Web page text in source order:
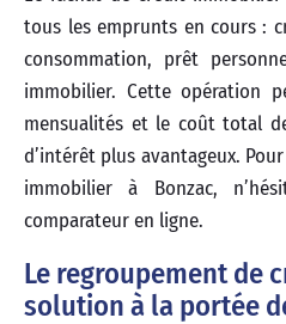
tous les emprunts en cours :
consommation, prêt
immobilier. Cette opération
mensualités et le coût total
d’intérêt plus avantageux.
immobilier à Bonzac,
comparateur en ligne.
Le regroupement de
solution à la portée